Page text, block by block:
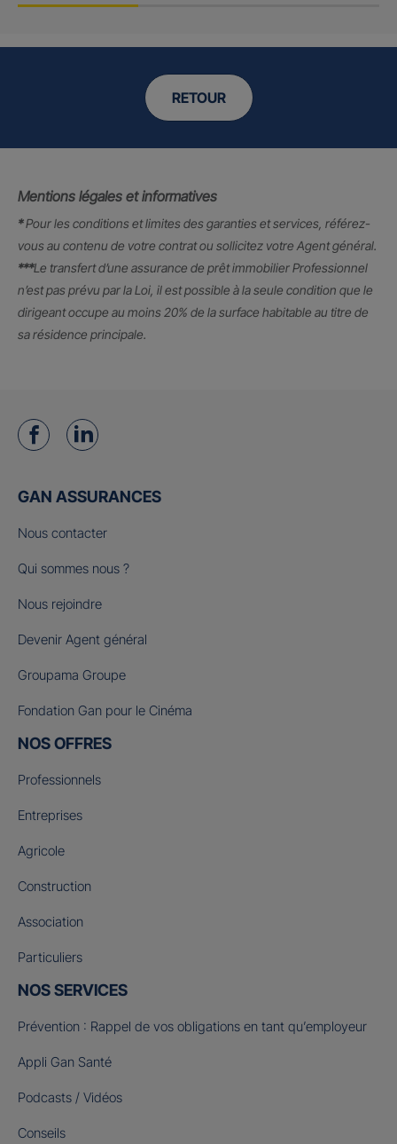
RETOUR
Mentions légales et informatives
*Pour les conditions et limites des garanties et services, référez-
vous au contenu de votre contrat ou sollicitez votre Agent général.
***Le transfert d’une assurance de prêt immobilier Professionnel
n’est pas prévu par la Loi, il est possible à la seule condition que le
dirigeant occupe au moins 20% de la surface habitable au titre de
sa résidence principale.
GAN ASSURANCES
Nous contacter
Qui sommes nous ?
Nous rejoindre
Devenir Agent général
Groupama Groupe
Fondation Gan pour le Cinéma
NOS OFFRES
Professionnels
Entreprises
Agricole
Construction
Association
Particuliers
NOS SERVICES
Prévention : Rappel de vos obligations en tant qu’employeur
Appli Gan Santé
Podcasts / Vidéos
Conseils